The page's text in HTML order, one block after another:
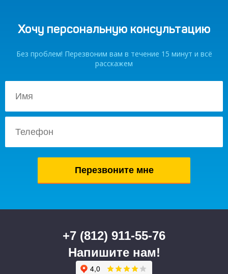
Хочу персональную консультацию
Без проблем! Перезвоним вам в течение 15 минут и всё
расскажем
+7 (812) 911-55-76
Напишите нам!